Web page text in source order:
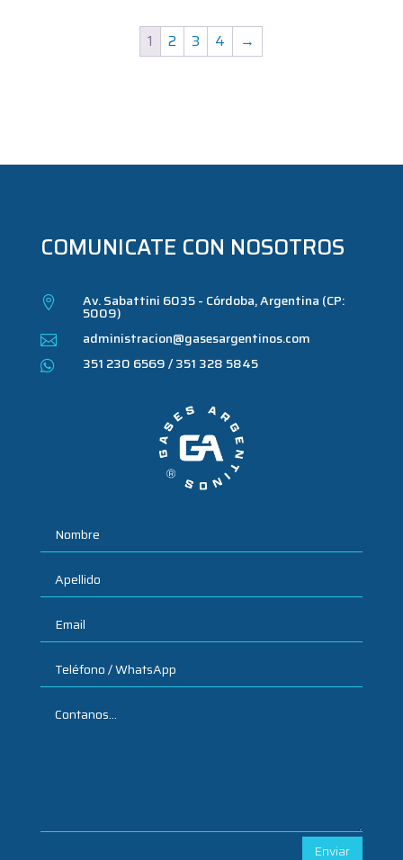
1 2 3 4 →
COMUNICATE CON NOSOTROS
 Av. Sabattini 6035 - Córdoba, Argentina (CP:
5009)
 administracion@gasesargentinos.com
 351 230 6569 / 351 328 5845
Enviar